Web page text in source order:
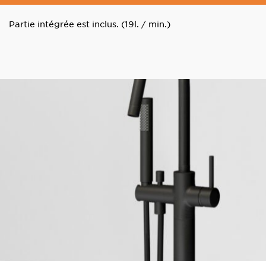
Partie intégrée est inclus. (19l. / min.)